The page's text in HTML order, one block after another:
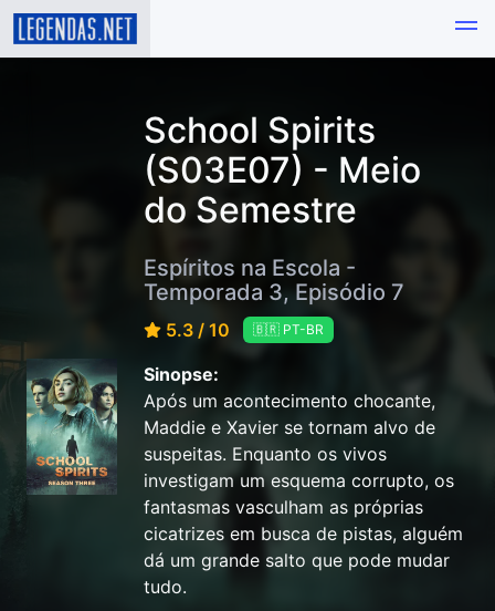
School Spirits
(S03E07) - Meio
do Semestre
Espíritos na Escola -
Temporada 3, Episódio 7
5.3 / 10 🇧🇷 PT-BR
Sinopse:
Após um acontecimento chocante,
Maddie e Xavier se tornam alvo de
suspeitas. Enquanto os vivos
investigam um esquema corrupto, os
fantasmas vasculham as próprias
cicatrizes em busca de pistas, alguém
dá um grande salto que pode mudar
tudo.